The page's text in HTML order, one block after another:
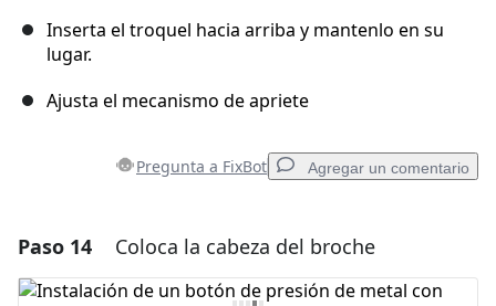
Inserta el troquel hacia arriba y mantenlo en su
lugar.
Ajusta el mecanismo de apriete
Pregunta a FixBot Agregar un comentario
Agregar un comentario
Paso 14 Coloca la cabeza del broche